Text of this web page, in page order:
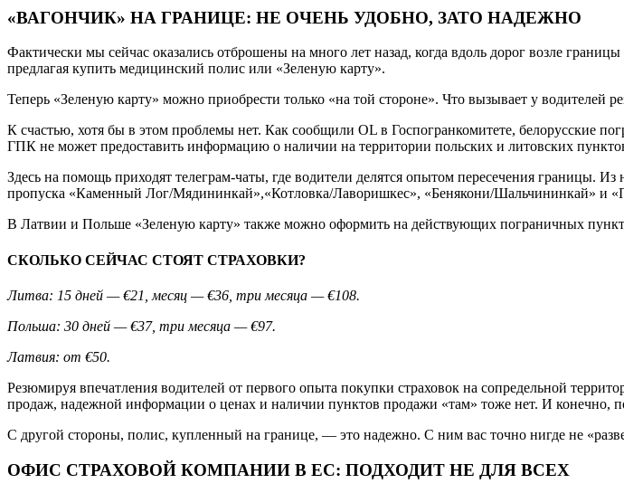
«ВАГОНЧИК» НА ГРАНИЦЕ: НЕ ОЧЕНЬ УДОБНО, ЗАТО НАДЕЖНО
Фактически мы сейчас оказались отброшены на много лет назад, когда вдоль дорог возле
предлагая купить медицинский полис или «Зеленую карту».
Теперь «Зеленую карту» можно приобрести только «на той стороне». Что вызывает у водителей
К счастью, хотя бы в этом проблемы нет. Как сообщили OL в Госпогранкомитете, белорусские
ГПК не может предоставить информацию о наличии на территории польских и литовских
Здесь на помощь приходят телеграм-чаты, где водители делятся опытом пересечения границы.
пропуска «Каменный Лог/Мядининкай»,«Котловка/Лаворишкес», «Бенякони/Шальчининкай» и
В Латвии и Польше «Зеленую карту» также можно оформить на действующих пограничных
СКОЛЬКО СЕЙЧАС СТОЯТ СТРАХОВКИ?
Литва: 15 дней — €21, месяц — €36, три месяца — €108.
Польша: 30 дней — €37, три месяца — €97.
Латвия: от €50.
Резюмируя впечатления водителей от первого опыта покупки страховок на сопредельной
продаж, надежной информации о ценах и наличии пунктов продажи «там» тоже нет. И конечно,
С другой стороны, полис, купленный на границе, — это надежно. С ним вас точно нигде не
ОФИС СТРАХОВОЙ КОМПАНИИ В ЕС: ПОДХОДИТ НЕ ДЛЯ ВСЕХ